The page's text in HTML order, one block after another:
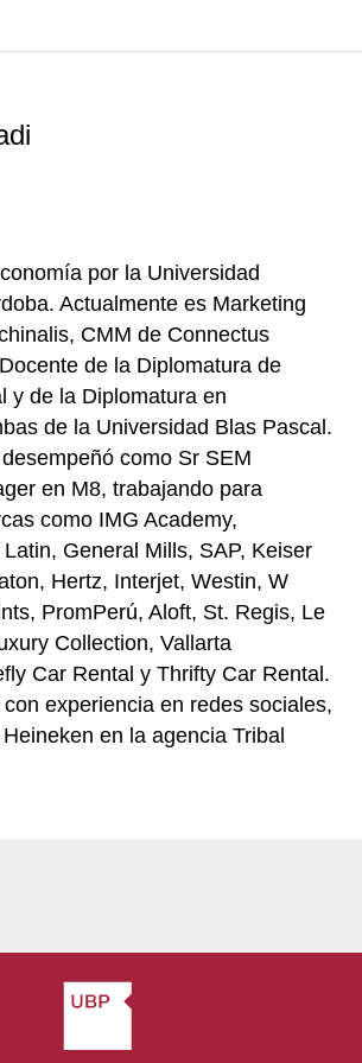
por la Universidad
Actualmente es Marketing
CMM de Connectus
de la Diplomatura de
y de la Diplomatura en
de la Universidad Blas Pascal.
como Sr SEM
en M8, trabajando para
como IMG Academy,
General Mills, SAP, Keiser
Hertz, Interjet, Westin, W
PromPerú, Aloft, St. Regis, Le
Collection, Vallarta
Car Rental y Thrifty Car Rental.
experiencia en redes sociales,
en la agencia Tribal